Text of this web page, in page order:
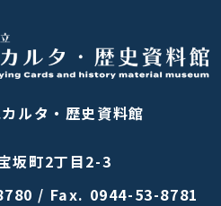
ルタ・歴史資料館
坂町2丁目2-3
/ Fax. 0944-53-8781